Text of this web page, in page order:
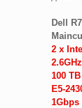
Dell
2 х
100 ТВ
E5-
1Gbps